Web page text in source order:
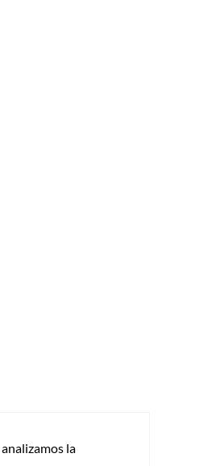
analizamos la